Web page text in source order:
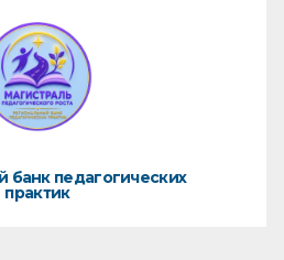
банк педагогических
практик